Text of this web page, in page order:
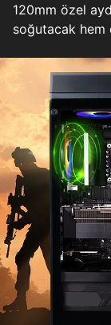
120mm özel
soğutacak hem